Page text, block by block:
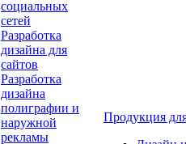
социальных
сетей
Разработка
дизайна для
сайтов
Разработка
дизайна
полиграфии и
наружной
рекламы
Продукция